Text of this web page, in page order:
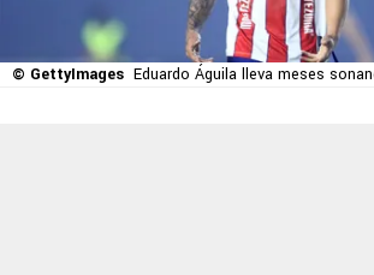
© GettyImages Eduardo Águila lleva meses